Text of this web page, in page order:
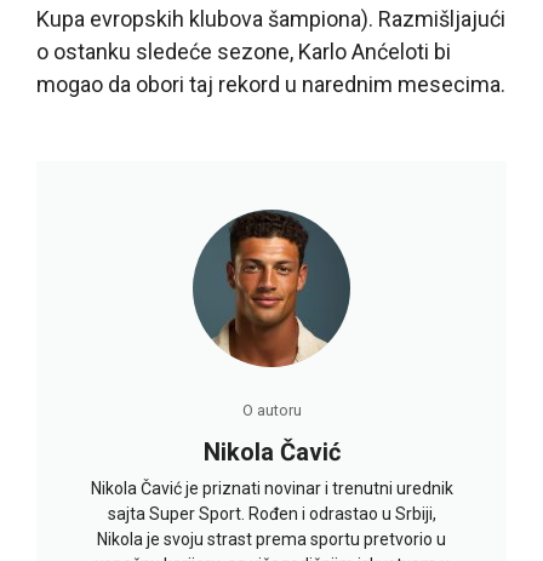
Kupa evropskih klubova šampiona). Razmišljajući
o ostanku sledeće sezone, Karlo Anćeloti bi
mogao da obori taj rekord u narednim mesecima.
O autoru
Nikola Čavić
Nikola Čavić je priznati novinar i trenutni urednik
sajta Super Sport. Rođen i odrastao u Srbiji,
Nikola je svoju strast prema sportu pretvorio u